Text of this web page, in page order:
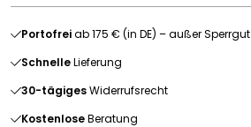
Portofreiab 175 € (in DE) – außer Sperrgut
SchnelleLieferung
30-tägigesWiderrufsrecht
KostenloseBeratung